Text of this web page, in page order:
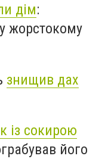
дім:
жорстокому
знищив дах
із сокирою
його